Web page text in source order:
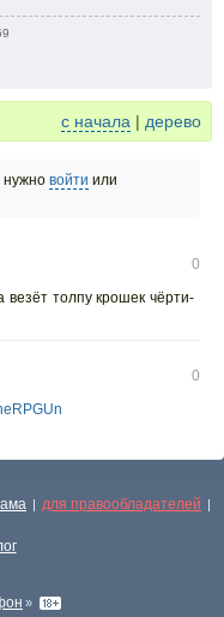
с начала | дерево
нужно войти или
0
везёт толпу крошек чёрти-
0
| для правообладателей |
»